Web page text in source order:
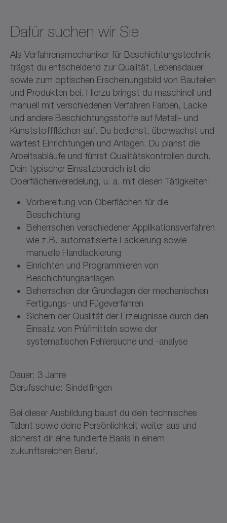
Dafür suchen wir Sie
Als Verfahrensmechaniker für Beschichtungstechnik
trägst du entscheidend zur Qualität, Lebensdauer
sowie zum optischen Erscheinungsbild von Bauteilen
und Produkten bei. Hierzu bringst du maschinell und
manuell mit verschiedenen Verfahren Farben, Lacke
und andere Beschichtungsstoffe auf Metall- und
Kunststoffflächen auf. Du bedienst, überwachst und
wartest Einrichtungen und Anlagen. Du planst die
Arbeitsabläufe und führst Qualitätskontrollen durch.
Dein typischer Einsatzbereich ist die
Oberflächenveredelung, u. a. mit diesen Tätigkeiten:
Vorbereitung von Oberflächen für die
Beschichtung
Beherrschen verschiedener Applikationsverfahren
wie z.B. automatisierte Lackierung sowie
manuelle Handlackierung
Einrichten und Programmieren von
Beschichtungsanlagen
Beherrschen der Grundlagen der mechanischen
Fertigungs- und Fügeverfahren
Sichern der Qualität der Erzeugnisse durch den
Einsatz von Prüfmitteln sowie der
systematischen Fehlersuche und -analyse
Dauer: 3 Jahre
Berufsschule: Sindelfingen
Bei dieser Ausbildung baust du dein technisches
Talent sowie deine Persönlichkeit weiter aus und
sicherst dir eine fundierte Basis in einem
zukunftsreichen Beruf.